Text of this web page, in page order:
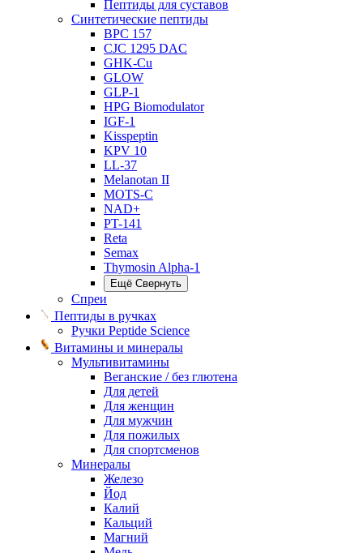
Пептиды для суставов
Синтетические пептиды
BPC 157
CJC 1295 DAC
GHK-Cu
GLOW
GLP-1
HPG Biomodulator
IGF-1
Kisspeptin
KPV 10
LL-37
Melanotan II
MOTS-C
NAD+
PT-141
Reta
Semax
Thymosin Alpha-1
Ещё Свернуть
Спреи
Пептиды в ручках
Ручки Peptide Science
Витамины и минералы
Мультивитамины
Веганские / без глютена
Для детей
Для женщин
Для мужчин
Для пожилых
Для спортсменов
Минералы
Железо
Йод
Калий
Кальций
Магний